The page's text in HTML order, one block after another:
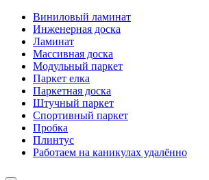
Виниловый ламинат
Инженерная доска
Ламинат
Массивная доска
Модульный паркет
Паркет елка
Паркетная доска
Штучный паркет
Спортивный паркет
Пробка
Плинтус
Работаем на каникулах удалённо